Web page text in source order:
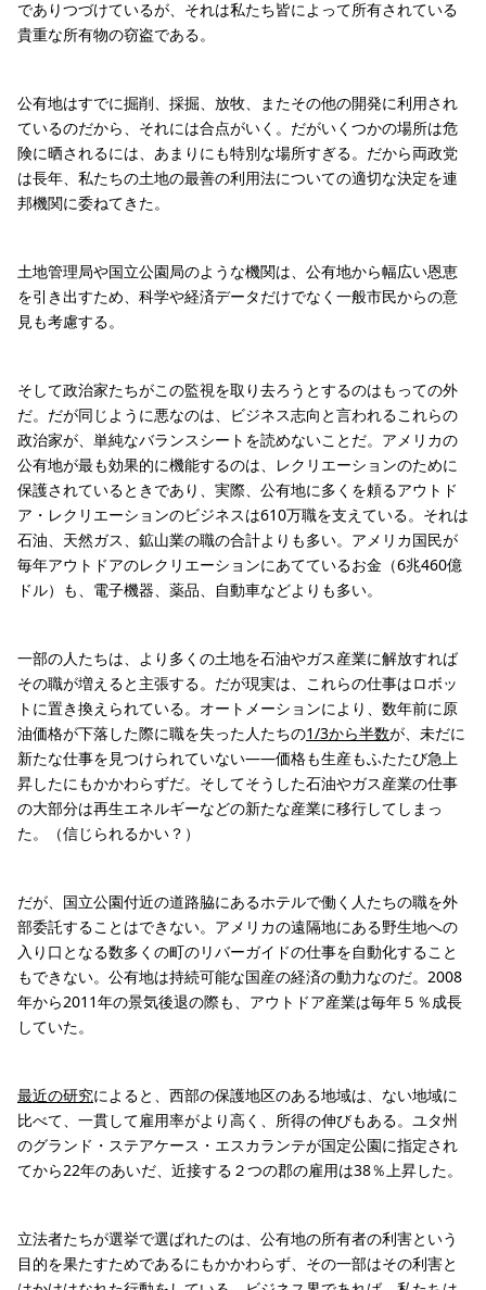
でありつづけているが、それは私たち皆によって所有されている
貴重な所有物の窃盗である。
公有地はすでに掘削、採掘、放牧、またその他の開発に利用され
ているのだから、それには合点がいく。だがいくつかの場所は危
険に晒されるには、あまりにも特別な場所すぎる。だから両政党
は長年、私たちの土地の最善の利用法についての適切な決定を連
邦機関に委ねてきた。
土地管理局や国立公園局のような機関は、公有地から幅広い恩恵
を引き出すため、科学や経済データだけでなく一般市民からの意
見も考慮する。
そして政治家たちがこの監視を取り去ろうとするのはもっての外
だ。だが同じように悪なのは、ビジネス志向と言われるこれらの
政治家が、単純なバランスシートを読めないことだ。アメリカの
公有地が最も効果的に機能するのは、レクリエーションのために
保護されているときであり、実際、公有地に多くを頼るアウトド
ア・レクリエーションのビジネスは610万職を支えている。それは
石油、天然ガス、鉱山業の職の合計よりも多い。アメリカ国民が
毎年アウトドアのレクリエーションにあてているお金（6兆460億
ドル）も、電子機器、薬品、自動車などよりも多い。
一部の人たちは、より多くの土地を石油やガス産業に解放すれば
その職が増えると主張する。だが現実は、これらの仕事はロボッ
トに置き換えられている。オートメーションにより、数年前に原
油価格が下落した際に職を失った人たちの1/3から半数が、未だに
新たな仕事を見つけられていない――価格も生産もふたたび急上
昇したにもかかわらずだ。そしてそうした石油やガス産業の仕事
の大部分は再生エネルギーなどの新たな産業に移行してしまっ
た。（信じられるかい？）
だが、国立公園付近の道路脇にあるホテルで働く人たちの職を外
部委託することはできない。アメリカの遠隔地にある野生地への
入り口となる数多くの町のリバーガイドの仕事を自動化すること
もできない。公有地は持続可能な国産の経済の動力なのだ。2008
年から2011年の景気後退の際も、アウトドア産業は毎年５％成長
していた。
最近の研究によると、西部の保護地区のある地域は、ない地域に
比べて、一貫して雇用率がより高く、所得の伸びもある。ユタ州
のグランド・ステアケース・エスカランテが国定公園に指定され
てから22年のあいだ、近接する２つの郡の雇用は38％上昇した。
立法者たちが選挙で選ばれたのは、公有地の所有者の利害という
目的を果たすためであるにもかかわらず、その一部はその利害と